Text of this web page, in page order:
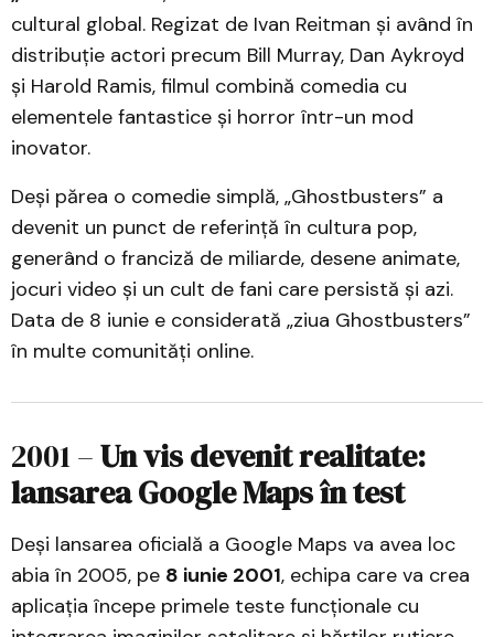
cultural global. Regizat de Ivan Reitman și având în
distribuție actori precum Bill Murray, Dan Aykroyd
și Harold Ramis, filmul combină comedia cu
elementele fantastice și horror într-un mod
inovator.
Deși părea o comedie simplă, „Ghostbusters” a
devenit un punct de referință în cultura pop,
generând o franciză de miliarde, desene animate,
jocuri video și un cult de fani care persistă și azi.
Data de 8 iunie e considerată „ziua Ghostbusters”
în multe comunități online.
2001 –Un vis devenit realitate:
lansarea Google Maps în test
Deși lansarea oficială a Google Maps va avea loc
abia în 2005, pe 8 iunie 2001, echipa care va crea
aplicația începe primele teste funcționale cu